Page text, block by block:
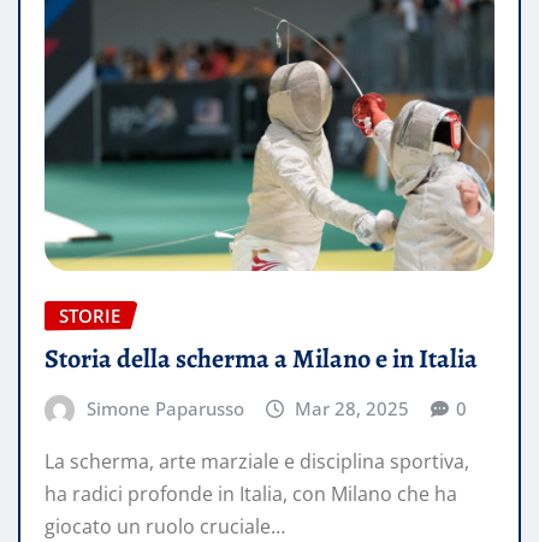
STORIE
Storia della scherma a Milano e in Italia
Simone Paparusso Mar 28, 2025 0
​La scherma, arte marziale e disciplina sportiva,
ha radici profonde in Italia, con Milano che ha
giocato un ruolo cruciale…